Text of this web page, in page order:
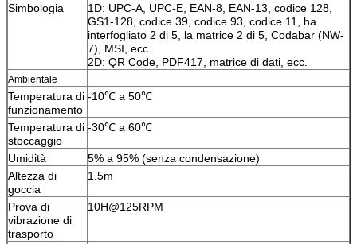
Simbologia
1D: UPC-A, UPC-E, EAN-8, EAN-13, codice 128,
GS1-128, codice 39, codice 93, codice 11, ha
interfogliato 2 di 5, la matrice 2 di 5, Codabar (NW-
7), MSI, ecc.
2D: QR Code, PDF417, matrice di dati, ecc.
Ambientale
Temperatura di
funzionamento
-10℃ a 50℃
Temperatura di
stoccaggio
-30℃ a 60℃
Umidità
5% a 95% (senza condensazione)
Altezza di
goccia
1.5m
Prova di
vibrazione di
trasporto
10H@125RPM